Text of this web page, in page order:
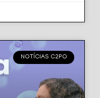
NOTÍCIAS C2PO